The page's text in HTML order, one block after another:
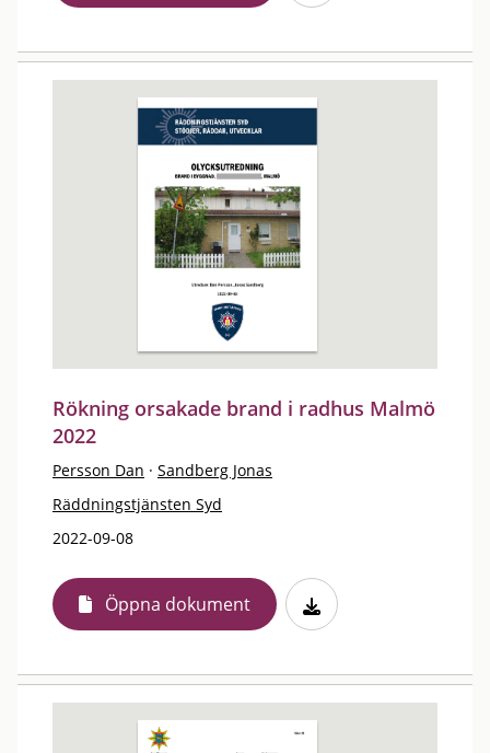
Rökning orsakade brand i radhus Malmö
2022
Persson Dan · Sandberg Jonas
Räddningstjänsten Syd
2022-09-08
Öppna dokument